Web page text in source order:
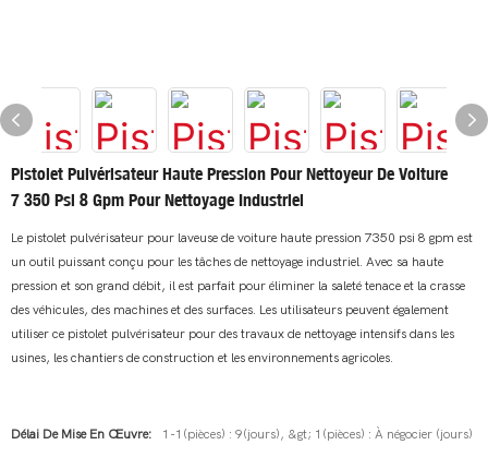
Pistolet Pulvérisateur Haute Pression Pour Nettoyeur De Voiture
7 350 Psi 8 Gpm Pour Nettoyage Industriel
Le pistolet pulvérisateur pour laveuse de voiture haute pression 7350 psi 8 gpm est
un outil puissant conçu pour les tâches de nettoyage industriel. Avec sa haute
pression et son grand débit, il est parfait pour éliminer la saleté tenace et la crasse
des véhicules, des machines et des surfaces. Les utilisateurs peuvent également
utiliser ce pistolet pulvérisateur pour des travaux de nettoyage intensifs dans les
usines, les chantiers de construction et les environnements agricoles.
Délai De Mise En Œuvre: 1-1(pièces) : 9(jours), &gt; 1(pièces) : À négocier (jours)